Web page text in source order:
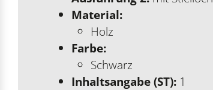
Material:
Holz
Farbe:
Schwarz
Inhaltsangabe (ST): 1